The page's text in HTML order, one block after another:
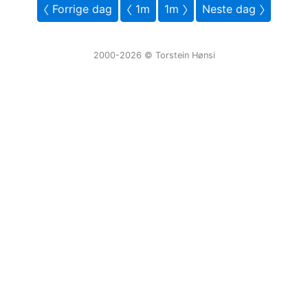
〈 Forrige dag 〈 1m 1m 〉 Neste dag 〉
2000-2026 ©️ Torstein Hønsi